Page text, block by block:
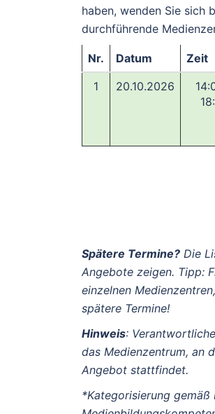
haben, wenden Sie sich
durchführende
Nr. Datum Zeit
1
20.10.2026
Spätere Termine? Die
Angebote zeigen. Tipp:
einzelnen
spätere Termine!
Hinweis:
das Medienzentrum, an
Angebot stattfindet.
*Kategorisierung